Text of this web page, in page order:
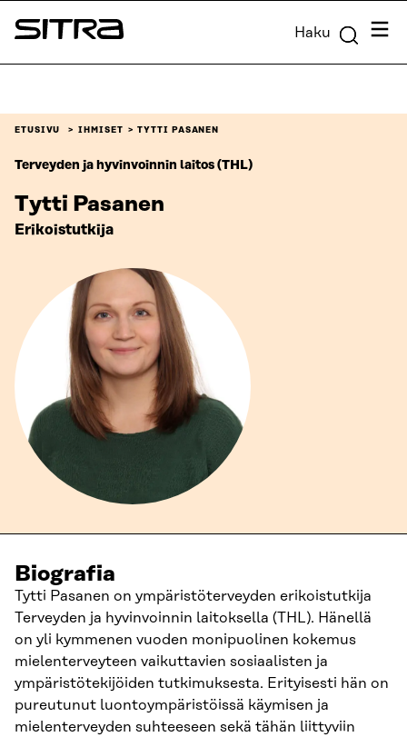
Siirry
suoraan
Sitra Haku
ETUSIVU IHMISET TYTTI PASANEN
Terveyden ja hyvinvoinnin laitos (THL)
Tytti Pasanen
Erikoistutkija
Biografia
Tytti Pasanen on ympäristöterveyden erikoistutkija
Terveyden ja hyvinvoinnin laitoksella (THL). Hänellä
on yli kymmenen vuoden monipuolinen kokemus
mielenterveyteen vaikuttavien sosiaalisten ja
ympäristötekijöiden tutkimuksesta. Erityisesti hän on
pureutunut luontoympäristöissä käymisen ja
mielenterveyden suhteeseen sekä tähän liittyviin